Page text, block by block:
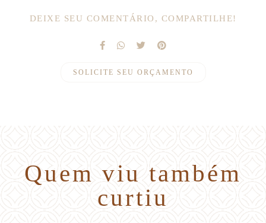
DEIXE SEU COMENTÁRIO, COMPARTILHE!
SOLICITE SEU ORÇAMENTO
Quem viu também
curtiu